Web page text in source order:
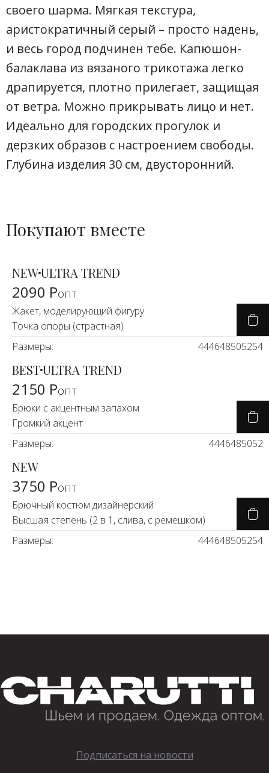
своего шарма. Мягкая текстура,
аристократичный серый – просто надень,
и весь город подчинен тебе. Капюшон-
балаклава из вязаного трикотажа легко
драпируется, плотно прилегает, защищая
от ветра. Можно прикрывать лицо и нет.
Идеально для городских прогулок и
дерзких образов с настроением свободы.
Глубина изделия 30 см, двусторонний.
Покупают вместе
NEWULTRA TREND
2090 Ропт
Жакет, моделирующий фигуру
Точка опоры (страстная)
Размеры:
444648505254
BESTULTRA TREND
2150 Ропт
Брюки с акцентным запахом
Громкий акцент
Размеры:
4446485052
NEW
3750 Ропт
Брючный костюм дизайнерский
Высшая степень (2 в 1, слива, с ремешком)
Размеры:
444648505254
Подписаться на новости